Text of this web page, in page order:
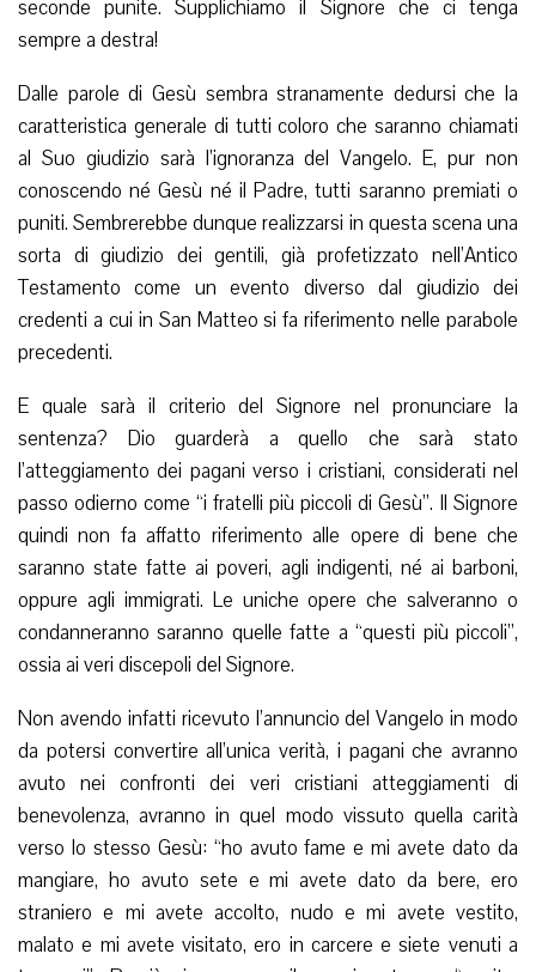
seconde punite. Supplichiamo il Signore che ci tenga
sempre a destra!
Dalle parole di Gesù sembra stranamente dedursi che la
caratteristica generale di tutti coloro che saranno chiamati
al Suo giudizio sarà l’ignoranza del Vangelo. E, pur non
conoscendo né Gesù né il Padre, tutti saranno premiati o
puniti. Sembrerebbe dunque realizzarsi in questa scena una
sorta di giudizio dei gentili, già profetizzato nell’Antico
Testamento come un evento diverso dal giudizio dei
credenti a cui in San Matteo si fa riferimento nelle parabole
precedenti.
E quale sarà il criterio del Signore nel pronunciare la
sentenza? Dio guarderà a quello che sarà stato
l’atteggiamento dei pagani verso i cristiani, considerati nel
passo odierno come “i fratelli più piccoli di Gesù”. Il Signore
quindi non fa affatto riferimento alle opere di bene che
saranno state fatte ai poveri, agli indigenti, né ai barboni,
oppure agli immigrati. Le uniche opere che salveranno o
condanneranno saranno quelle fatte a “questi più piccoli”,
ossia ai veri discepoli del Signore.
Non avendo infatti ricevuto l’annuncio del Vangelo in modo
da potersi convertire all’unica verità, i pagani che avranno
avuto nei confronti dei veri cristiani atteggiamenti di
benevolenza, avranno in quel modo vissuto quella carità
verso lo stesso Gesù: “ho avuto fame e mi avete dato da
mangiare, ho avuto sete e mi avete dato da bere, ero
straniero e mi avete accolto, nudo e mi avete vestito,
malato e mi avete visitato, ero in carcere e siete venuti a